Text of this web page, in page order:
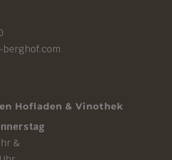
Hofladen & Vinothek
&